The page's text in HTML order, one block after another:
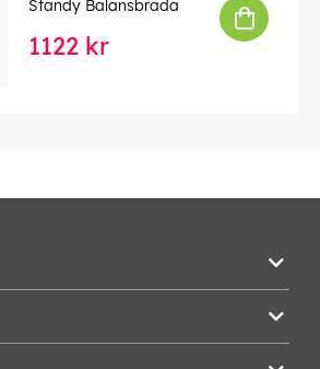
Standy Balansbräda
1122 kr